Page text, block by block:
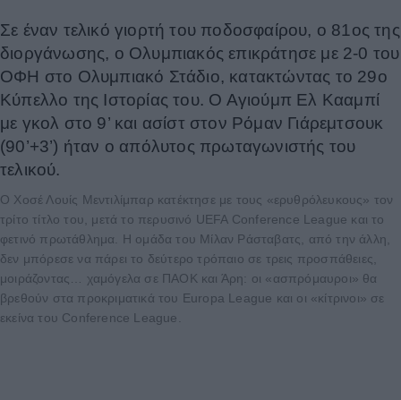
Σε έναν τελικό γιορτή του ποδοσφαίρου, ο 81ος της
διοργάνωσης, ο Ολυμπιακός επικράτησε με 2-0 του
ΟΦΗ στο Ολυμπιακό Στάδιο, κατακτώντας το 29ο
Κύπελλο της Ιστορίας του. Ο Αγιούμπ Ελ Κααμπί
με γκολ στο 9’ και ασίστ στον Ρόμαν Γιάρεμτσουκ
(90’+3’) ήταν ο απόλυτος πρωταγωνιστής του
τελικού.
Ο Χοσέ Λουίς Μεντιλίμπαρ κατέκτησε με τους «ερυθρόλευκους» τον
τρίτο τίτλο του, μετά το περυσινό UEFA Conference League και το
φετινό πρωτάθλημα. Η ομάδα του Μίλαν Ράσταβατς, από την άλλη,
δεν μπόρεσε να πάρει το δεύτερο τρόπαιο σε τρεις προσπάθειες,
μοιράζοντας… χαμόγελα σε ΠΑΟΚ και Άρη: οι «ασπρόμαυροι» θα
βρεθούν στα προκριματικά του Europa League και οι «κίτρινοι» σε
εκείνα του Conference League.